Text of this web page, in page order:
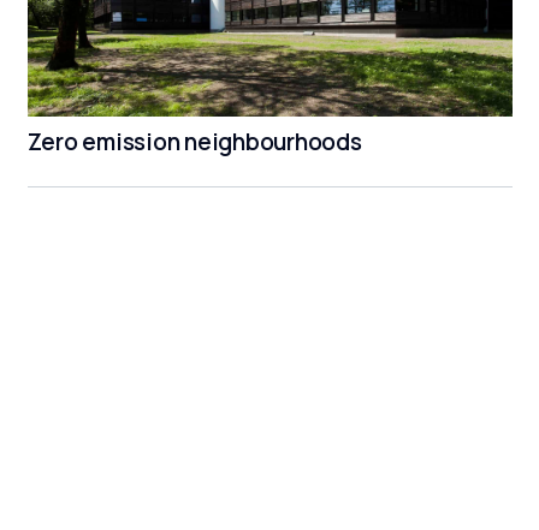
Zero emission neighbourhoods